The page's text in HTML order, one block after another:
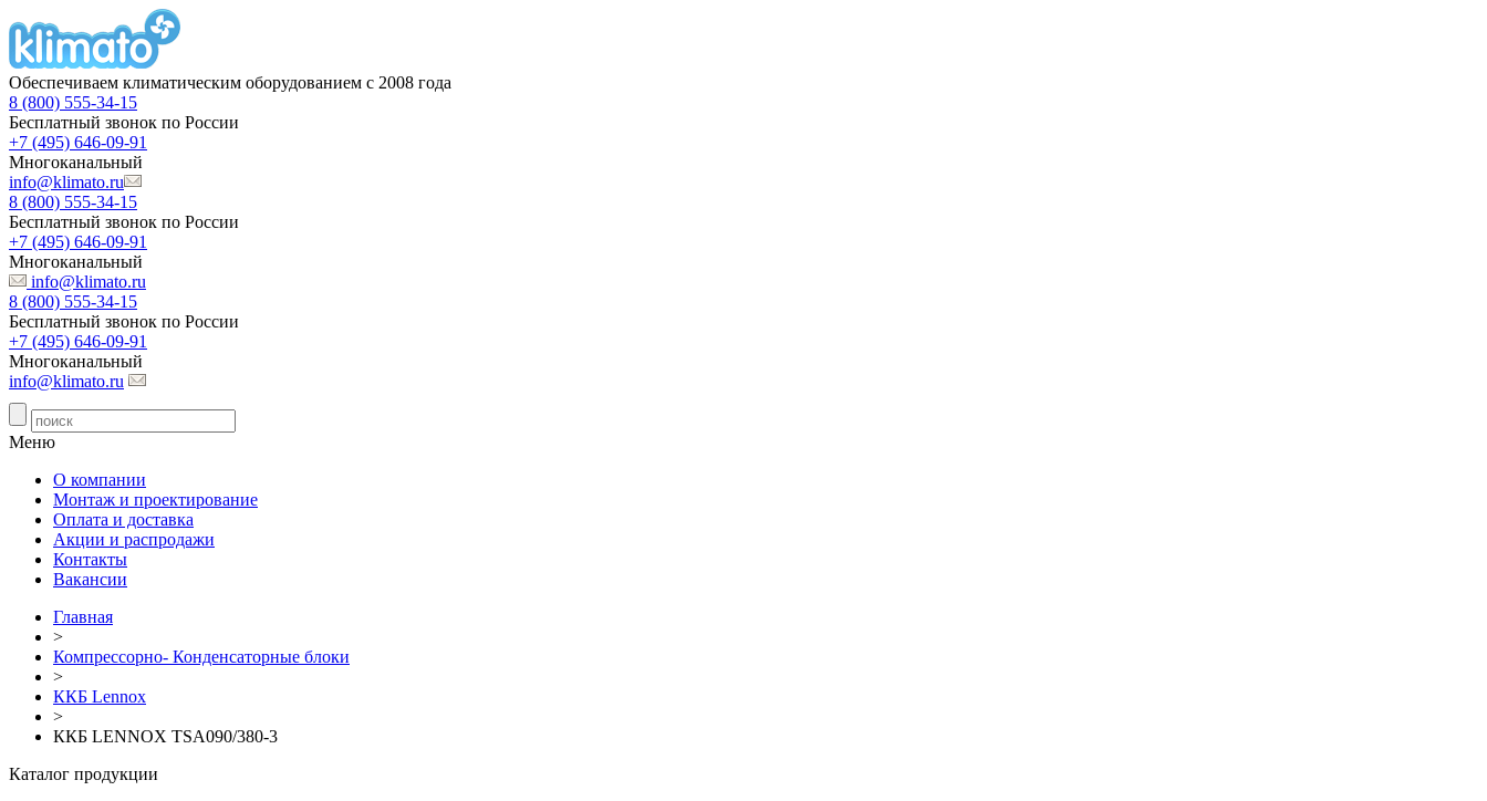
Обеспечиваем климатическим оборудованием с 2008 года
8 (800) 555-34-15
Бесплатный звонок по России
+7 (495) 646-09-91
Многоканальный
info@klimato.ru
8 (800) 555-34-15
Бесплатный звонок по России
+7 (495) 646-09-91
Многоканальный
info@klimato.ru
8 (800) 555-34-15
Бесплатный звонок по России
+7 (495) 646-09-91
Многоканальный
info@klimato.ru
Меню
О компании
Монтаж и проектирование
Оплата и доставка
Акции и распродажи
Контакты
Вакансии
Главная
>
Компрессорно- Конденсаторные блоки
>
ККБ Lennox
>
ККБ LENNOX TSA090/380-3
Каталог продукции